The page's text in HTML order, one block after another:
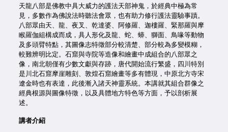
天龍八部是佛教中具大威力的護法天部神鬼，於經典中極為常
見，多數作為佛說法時聽法會眾，也有助力修行護法靈驗事蹟。
八部眾由天、龍、夜叉、乾達婆、阿修羅、迦樓羅、緊那羅與摩
睺羅伽組構成而成，具人形化及龍、蛇、蟒、獅面、鳥喙等動物
及多頭臂特點，其圖像志特徵部分較清楚、部分較為多變模糊，
較難辨明比定。石窟與寺院等造像和繪畫中成組合的八部眾之
像，南北朝僅有少數文獻與存跡，唐代開始流行繁盛，四川特別
是川北石窟摩崖雕刻、敦煌石窟繪畫等多有體現，中原北方寺宋
遼金時也有表達，此後漸入諸天神靈系統。本講就其組合群像之
經典根源與圖像特徵，以及具體地方特色等方面，予以剖析展
述。
講者介紹